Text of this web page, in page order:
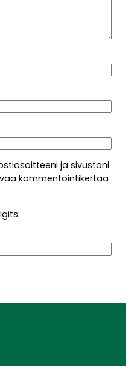
ja sivustoni
kommentointikertaa